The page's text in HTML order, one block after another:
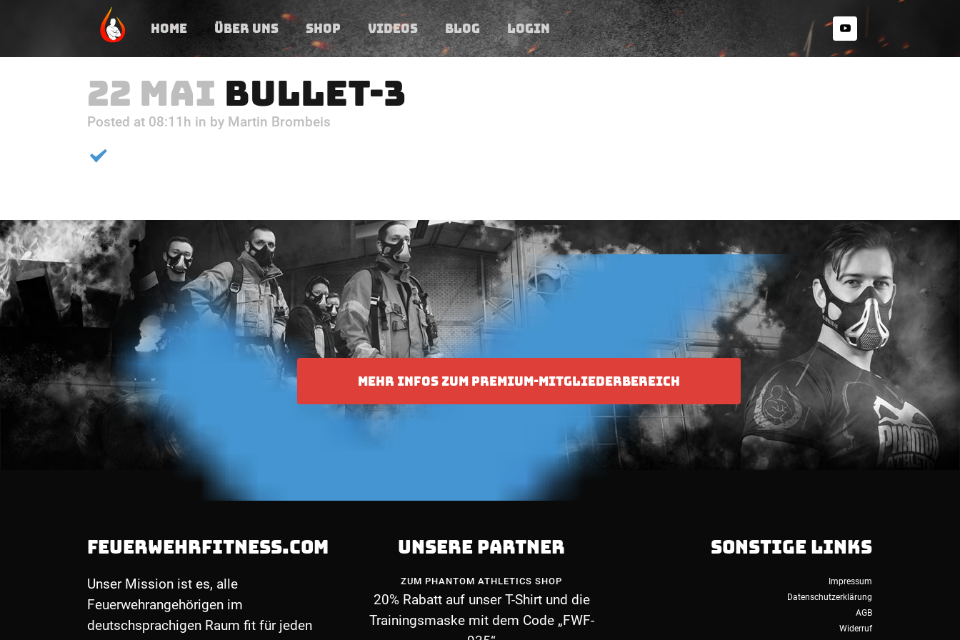
HOME ÜBER UNS SHOP VIDEOS BLOG LOGIN
22 MAI BULLET-3
Posted at 08:11h in by Martin Brombeis
MEHR INFOS ZUM PREMIUM-MITGLIEDERBEREICH
FEUERWEHRFITNESS.COM
Unser Mission ist es, alle
Feuerwehrangehörigen im
deutschsprachigen Raum fit für jeden
UNSERE PARTNER
ZUM PHANTOM ATHLETICS SHOP
20% Rabatt auf unser T-Shirt und die
Trainingsmaske mit dem Code „FWF-
SONSTIGE LINKS
Impressum
Datenschutzerklärung
AGB
Widerruf